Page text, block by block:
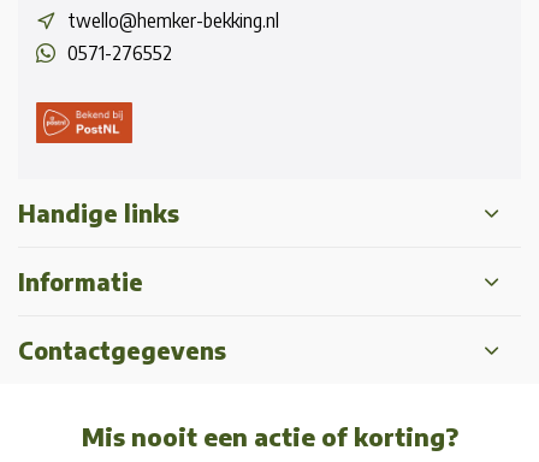
twello@hemker-bekking.nl
0571-276552
Handige links
Informatie
Contactgegevens
Mis nooit een actie of korting?